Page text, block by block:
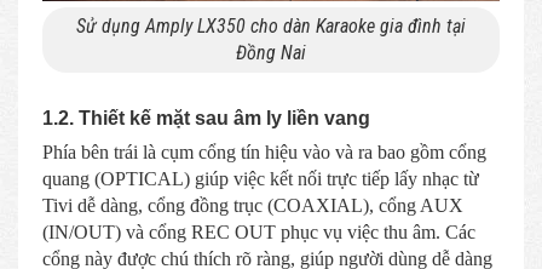
Sử dụng Amply LX350 cho dàn Karaoke gia đình tại
Đồng Nai
1.2. Thiết kế mặt sau âm ly liền vang
Phía bên trái là cụm cổng tín hiệu vào và ra bao gồm cổng
quang (OPTICAL) giúp việc kết nối trực tiếp lấy nhạc từ
Tivi dễ dàng, cổng đồng trục (COAXIAL), cổng AUX
(IN/OUT) và cổng REC OUT phục vụ việc thu âm. Các
cổng này được chú thích rõ ràng, giúp người dùng dễ dàng